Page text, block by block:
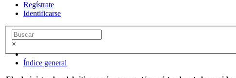
Regístrate
Identificarse
×
Índice general